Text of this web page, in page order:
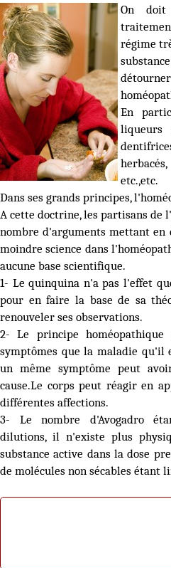
On doit
régime
En
liqueurs
etc.,etc.
Dans ses grands principes,
A cette doctrine, les partisans de
nombre d'arguments mettant en
moindre science dans
aucune base scientifique.
1- Le quinquina n'a pas l'effet
pour en faire la base de sa
renouveler ses observations.
2- Le principe
symptômes que la maladie qu'il
un même symptôme peut
cause.Le corps peut réagir en
différentes affections.
3- Le nombre d'Avogadro
dilutions, il n'existe plus
substance active dans la dose
de molécules non sécables étant